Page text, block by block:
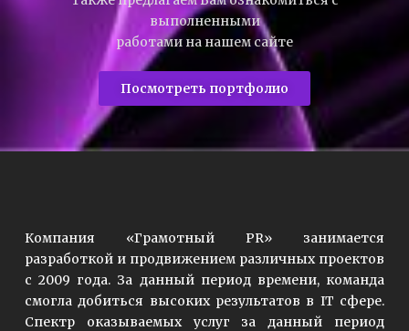
выполненными
работами на нашем сайте
Посмотреть портфолио
Компания «Грамотный PR» занимается
разработкой и продвижением различных проектов
с 2009 года. За данный период времени, команда
смогла добиться высоких результатов в IT сфере.
Спектр оказываемых услуг за данный период